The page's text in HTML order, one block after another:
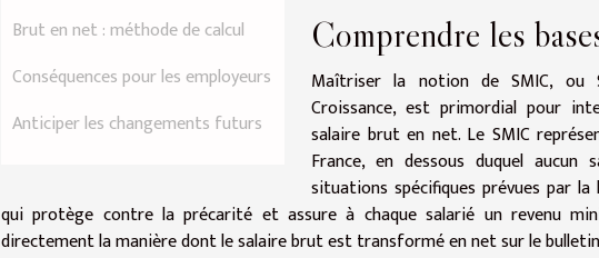
Brut en net : méthode de calcul
Conséquences pour les employeurs
Anticiper les changements futurs
Comprendre les
Maîtriser la notion de SMIC, ou
Croissance, est primordial pour
salaire brut en net. Le SMIC
France, en dessous duquel
situations spécifiques prévues par
qui protège contre la précarité et assure à chaque salarié un revenu
directement la manière dont le salaire brut est transformé en net sur le